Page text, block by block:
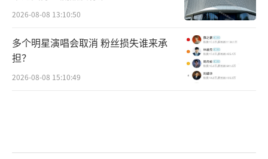
2026-08-08 13:10:50
多个明星演唱会取消 粉丝损失谁来承
担？
2026-08-08 15:10:49